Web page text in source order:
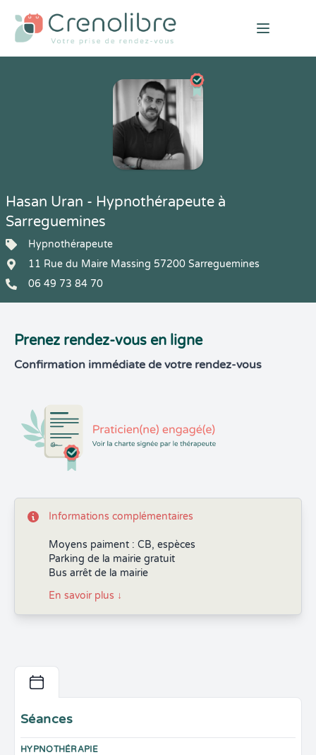
Open
Hasan Uran - Hypnothérapeute à
Sarreguemines
Hypnothérapeute
11 Rue du Maire Massing 57200 Sarreguemines
06 49 73 84 70
Prenez rendez-vous en ligne
Confirmation immédiate de votre rendez-vous
Informations complémentaires
Moyens paiment : CB, espèces
Parking de la mairie gratuit
Bus arrêt de la mairie
En savoir plus ↓
Séances
HYPNOTHÉRAPIE